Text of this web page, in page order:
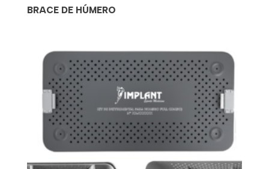
BRACE DE HÚMERO